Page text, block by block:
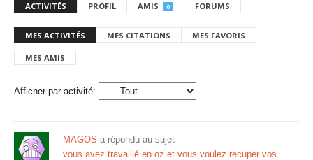
ACTIVITÉS PROFIL AMIS 0 FORUMS
MES ACTIVITÉS MES CITATIONS MES FAVORIS
MES AMIS
Afficher par activité:
MAGOS a répondu au sujet
vous avez travaillé en oz et vous voulez recuper vos